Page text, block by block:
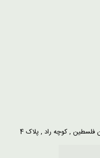
فلسطین , کوچه راد , پلاک 4